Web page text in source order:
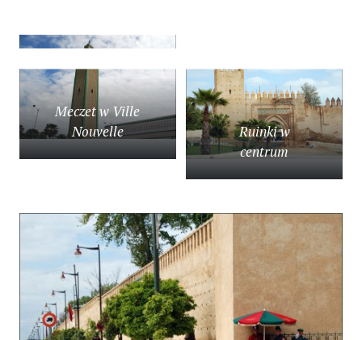
Meczet w Ville
Nouvelle
Ruinki w
centrum